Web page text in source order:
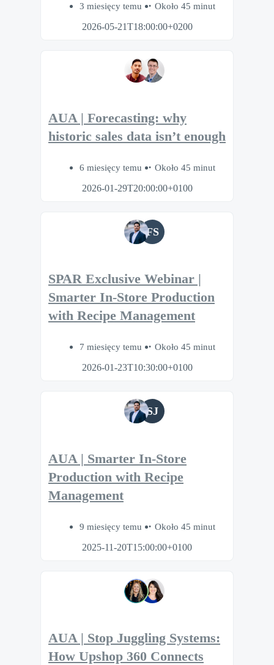
3 miesięcy temu
Około 45 minut
2026-05-21T18:00:00+0200
AUA | Forecasting: why
historic sales data isn’t enough
6 miesięcy temu
Około 45 minut
2026-01-29T20:00:00+0100
FS
SPAR Exclusive Webinar |
Smarter In-Store Production
with Recipe Management
7 miesięcy temu
Około 45 minut
2026-01-23T10:30:00+0100
SJ
AUA | Smarter In-Store
Production with Recipe
Management
9 miesięcy temu
Około 45 minut
2025-11-20T15:00:00+0100
AUA | Stop Juggling Systems:
How Upshop 360 Connects